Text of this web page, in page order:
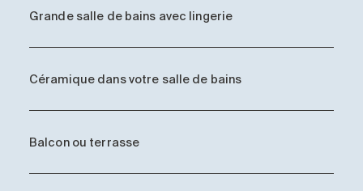
Grande salle de bains avec lingerie
Céramique dans votre salle de bains
Balcon ou terrasse